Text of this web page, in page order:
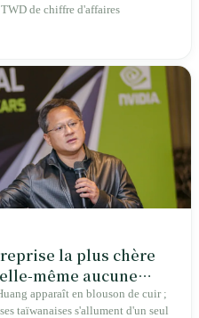
de chiffre d'affaires
la plus chère
même aucune
apparaît en blouson de cuir ;
taïwanaises s'allument d'un seul